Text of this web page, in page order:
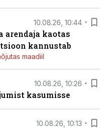
10.08.26, 10:44
arendaja kaotas
kannustab
maadiil
10.08.26, 10:26
kasumisse
10.08.26, 10:13